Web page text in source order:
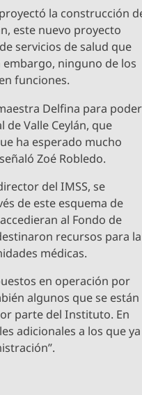
la construcción
este nuevo proyecto
servicios de salud que
ninguno de los
funciones.
Delfina para poder
Valle Ceylán, que
ha esperado mucho
Zoé Robledo.
del IMSS, se
de este esquema de
al Fondo de
recursos para la
médicas.
en operación por
algunos que se están
parte del Instituto. En
adicionales a los que ya